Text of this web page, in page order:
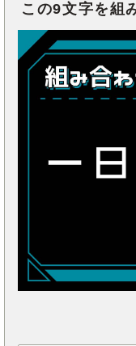
この9文字を組